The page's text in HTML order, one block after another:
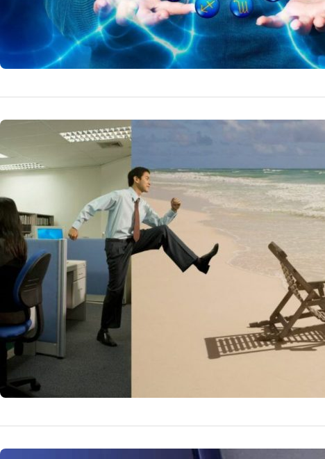
NOUTATI MEDICALE
libere de 1
Află cum poți
strategica a
Echipa Editoriala 21